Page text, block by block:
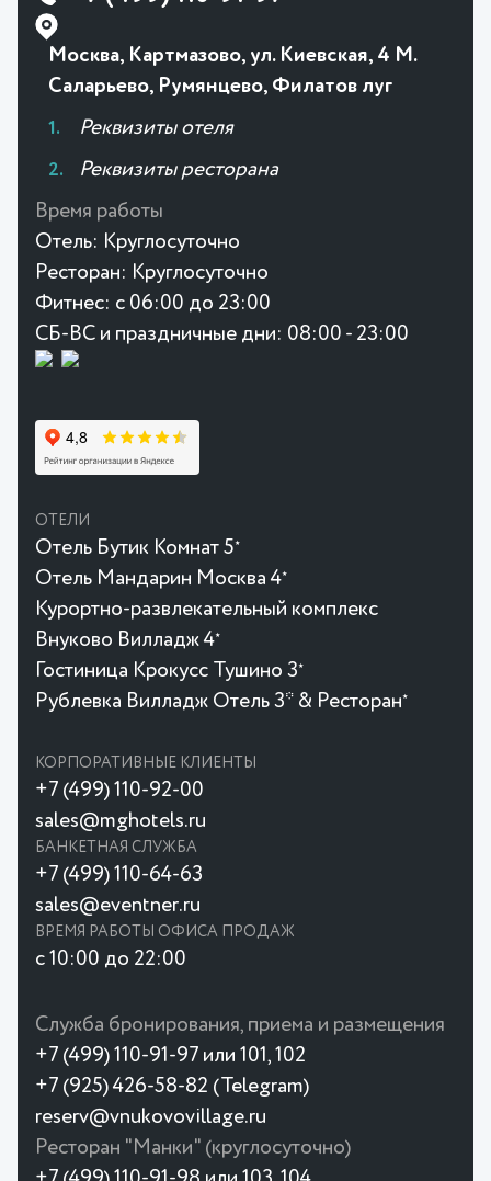
Москва, Картмазово, ул. Киевская, 4 М.
Саларьево, Румянцево, Филатов луг
Реквизиты отеля
Реквизиты ресторана
Время работы
Отель: Круглосуточно
Ресторан: Круглосуточно
Фитнес: с 06:00 до 23:00
СБ-ВС и праздничные дни: 08:00 - 23:00
ОТЕЛИ
Отель Бутик Комнат 5★
Отель Мандарин Москва 4★
Курортно-развлекательный комплекс
Внуково Вилладж 4★
Гостиница Крокусc Тушино 3★
Рублевка Вилладж Отель 3* & Ресторан★
КОРПОРАТИВНЫЕ КЛИЕНТЫ
+7 (499) 110-92-00
sales@mghotels.ru
БАНКЕТНАЯ СЛУЖБА
+7 (499) 110-64-63
sales@eventner.ru
ВРЕМЯ РАБОТЫ ОФИСА ПРОДАЖ
с 10:00 до 22:00
Служба бронирования, приема и размещения
+7 (499) 110-91-97 или 101, 102
+7 (925) 426-58-82 (Telegram)
reserv@vnukovovillage.ru
Ресторан "Манки" (круглосуточно)